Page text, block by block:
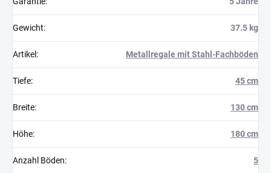
Gewicht: 37.5 kg
Artikel : Metallregale mit Stahl-Fachböden
Tiefe: 45 cm
Breite: 130 cm
Höhe: 180 cm
Anzahl Böden: 5